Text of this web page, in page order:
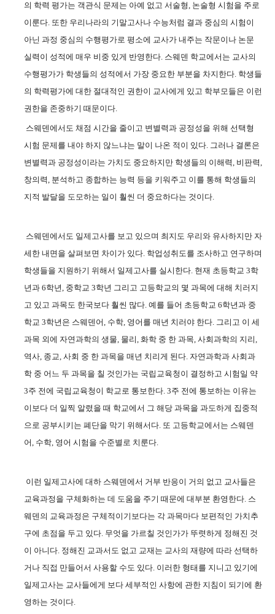
의 학력 평가는 객관식 문제는 아예 없고 서술형, 논술형 시험을 주로
이룬다. 또한 우리나라의 기말고사나 수능처럼 결과 중심의 시험이
아닌 과정 중심의 수행평가로 평소에 교사가 내주는 작문이나 논문
실력이 성적에 매우 비중 있게 반영한다. 스웨덴 학교에서는 교사의
수행평가가 학생들의 성적에서 가장 중요한 부분을 차지한다. 학생들
의 학력평가에 대한 절대적인 권한이 교사에게 있고 학부모들은 이런
권한을 존중하기 때문이다.
스웨덴에서도 채점 시간을 줄이고 변별력과 공정성을 위해 선택형
시험 문제를 내야 하지 않느냐는 말이 나온 적이 있다. 그러나 결론은
변별력과 공정성이라는 가치도 중요하지만 학생들의 이해력, 비판력,
창의력, 분석하고 종합하는 능력 등을 키워주고 이를 통해 학생들의
지적 발달을 도모하는 일이 훨씬 더 중요하다는 것이다.
스웨덴에서도 일제고사를 보고 있으며 최지도 우리와 유사하지만 자
세한 내면을 살펴보면 차이가 있다. 학업성취도를 조사하고 연구하며
학생들을 지원하기 위해서 일제고사를 실시한다. 현재 초등학교 3학
년과 6학년, 중학교 3학년 그리고 고등학교의 몇 과목에 대해 치러지
고 있고 과목도 한국보다 훨씬 많다. 예를 들어 초등학교 6학년과 중
학교 3학년은 스웨덴어, 수학, 영어를 매년 치러야 한다. 그리고 이 세
과목 외에 자연과학의 생물, 물리, 화학 중 한 과목, 사회과학의 지리,
역사, 종교, 사회 중 한 과목을 매년 치리게 된다. 자연과학과 사회과
학 중 어느 두 과목을 칠 것인가는 국립교육청이 결정하고 시험일 약
3주 전에 국립교육청이 학교로 통보한다. 3주 전에 통보하는 이유는
이보다 더 일찍 알렸을 때 학교에서 그 해당 과목을 과도하게 집중적
으로 공부시키는 폐단을 막기 위해서다. 또 고등학교에서는 스웨덴
어, 수학, 영어 시험을 수준별로 치룬다.
이런 일제고사에 대하 스웨덴에서 거부 반응이 거의 없고 교사들은
교육과정을 구체화하는 데 도움을 주기 때문에 대부분 환영한다. 스
웨덴의 교육과정은 구체적이기보다는 각 과목마다 보편적인 가치추
구에 초점을 두고 있다. 무엇을 가르칠 것인가가 뚜렷하게 정해진 것
이 아니다. 정해진 교과서도 없고 교재는 교사의 재량에 따라 선택하
거나 직접 만들어서 사용할 수도 있다. 이러한 형태를 지니고 있기에
일제고사는 교사들에게 보다 세부적인 사항에 관한 지침이 되기에 환
영하는 것이다.